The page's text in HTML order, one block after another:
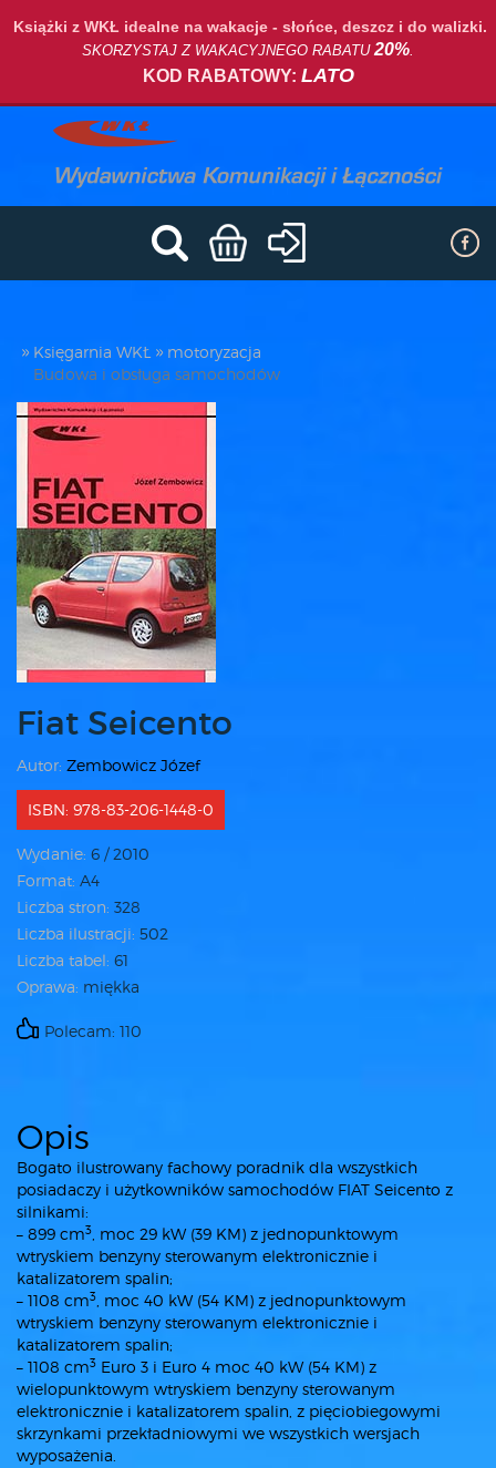
Książki z WKŁ idealne na wakacje - słońce, deszcz i do walizki.
SKORZYSTAJ Z WAKACYJNEGO RABATU20%.
KOD RABATOWY: LATO
Księgarnia WKŁ
motoryzacja
Budowa i obsługa samochodów
Fiat Seicento
Autor: Zembowicz Józef
ISBN: 978-83-206-1448-0
Wydanie: 6 / 2010
Format: A4
Liczba stron: 328
Liczba ilustracji: 502
Liczba tabel: 61
Oprawa: miękka
Polecam: 110
Opis
Bogato ilustrowany fachowy poradnik dla wszystkich
posiadaczy i użytkowników samochodów FIAT Seicento z
silnikami:
– 899 cm3
, moc 29 kW (39 KM) z jednopunktowym
wtryskiem benzyny sterowanym elektronicznie i
katalizatorem spalin;
– 1108 cm3
, moc 40 kW (54 KM) z jednopunktowym
wtryskiem benzyny sterowanym elektronicznie i
katalizatorem spalin;
– 1108 cm3 Euro 3 i Euro 4 moc 40 kW (54 KM) z
wielopunktowym wtryskiem benzyny sterowanym
elektronicznie i katalizatorem spalin, z pięciobiegowymi
skrzynkami przekładniowymi we wszystkich wersjach
wyposażenia.